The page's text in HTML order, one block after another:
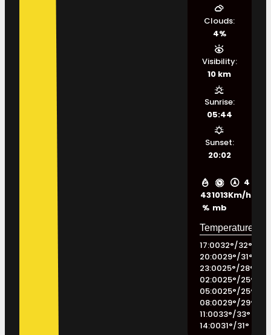
43
%
1013
mb
4
Km/h
Clouds:
4%
Visibility:
10 km
Sunrise:
05:44
Sunset:
20:02
17:0032°/32°
20:0029°/31°
23:0025°/28°
02:0025°/25°
05:0025°/25°
08:0029°/29°
11:0033°/33°
14:0031°/31°